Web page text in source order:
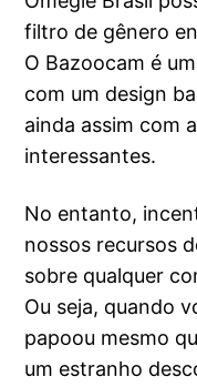
filtro de gênero
O Bazoocam é
com um design
ainda assim com
interessantes.
No entanto,
nossos recursos
sobre qualquer
Ou seja, quando
papoou mesmo
um estranho